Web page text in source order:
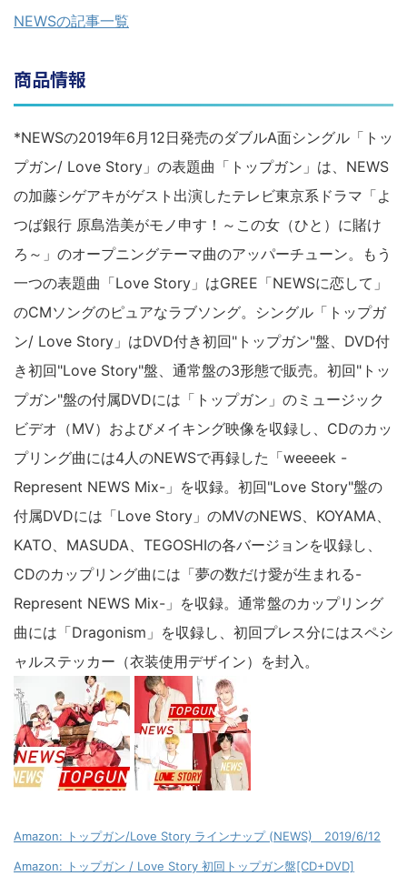
NEWSの記事一覧
商品情報
*NEWSの2019年6月12日発売のダブルA面シングル「トッ
プガン/ Love Story」の表題曲「トップガン」は、NEWS
の加藤シゲアキがゲスト出演したテレビ東京系ドラマ「よ
つば銀行 原島浩美がモノ申す！～この女（ひと）に賭け
ろ～」のオープニングテーマ曲のアッパーチューン。もう
一つの表題曲「Love Story」はGREE「NEWSに恋して」
のCMソングのピュアなラブソング。シングル「トップガ
ン/ Love Story」はDVD付き初回"トップガン"盤、DVD付
き初回"Love Story"盤、通常盤の3形態で販売。初回"トッ
プガン"盤の付属DVDには「トップガン」のミュージック
ビデオ（MV）およびメイキング映像を収録し、CDのカッ
プリング曲には4人のNEWSで再録した「weeeek -
Represent NEWS Mix-」を収録。初回"Love Story"盤の
付属DVDには「Love Story」のMVのNEWS、KOYAMA、
KATO、MASUDA、TEGOSHIの各バージョンを収録し、
CDのカップリング曲には「夢の数だけ愛が生まれる-
Represent NEWS Mix-」を収録。通常盤のカップリング
曲には「Dragonism」を収録し、初回プレス分にはスペシ
ャルステッカー（衣装使用デザイン）を封入。
Amazon: トップガン/Love Story ラインナップ (NEWS) 2019/6/12
Amazon: トップガン / Love Story 初回トップガン盤[CD+DVD]